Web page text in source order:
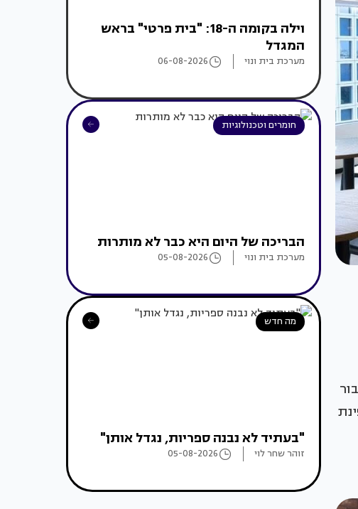
וילה בקומה ה-18: "בית פרטי" בראש
המגדל
מערכת בית ונוי 06-08-2026
חומרים וטכנולוגיות
הבריכה של היום היא כבר לא מותרות
מערכת בית ונוי 05-08-2026
מה חדש
"בעתיד לא נבנה ספריות, נגדל אותן"
זוהר שחר לוי 05-08-2026